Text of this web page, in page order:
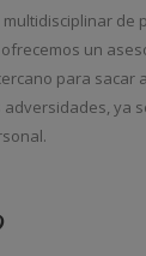
de
un
para sacar
ya